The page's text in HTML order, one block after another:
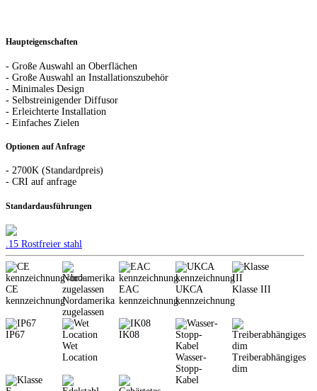
Haupteigenschaften
- Große Auswahl an Oberflächen
- Große Auswahl an Installationszubehör
- Minimales Design
- Selbstreinigender Diffusor
- Erleichterte Installation
- Einfaches Zielen
Optionen auf Anfrage
- 2700K (Standardpreis)
- CRI auf anfrage
Standardausführungen
.15 Rostfreier stahl
CE
kennzeichnungNordamerika
zugelassen
EAC
kennzeichnung
UKCA
kennzeichnung
Klasse III
IP67
Wet
Location
IK08
Wasser-
Stopp-
Kabel
Treiberabhängiges
dim